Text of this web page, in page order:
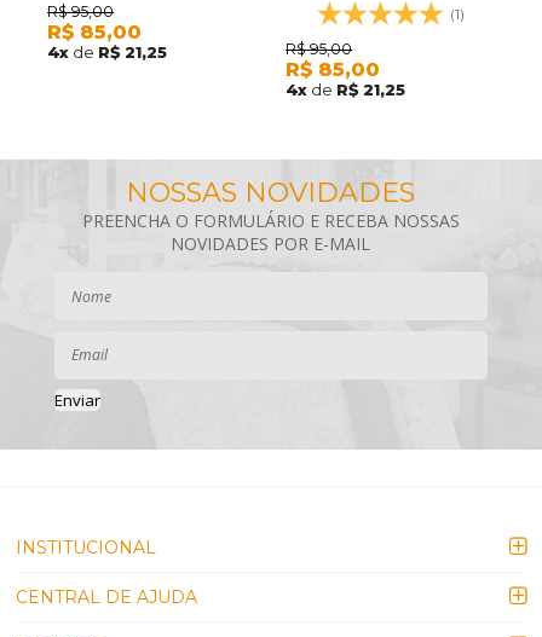
VELOUR NEO CAMESA CINZA
R$ 95,00
R$ 85,00
4x de R$ 21,25
VELOUR NEO CAMESA MARINHO
(1)
R$ 95,00
R$ 85,00
4x de R$ 21,25
Enviar
INSTITUCIONAL
CENTRAL DE AJUDA